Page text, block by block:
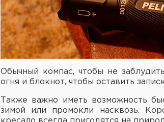
Обычный компас, чтобы не
огня и блокнот, чтобы оставить
Также важно иметь возможность
зимой или промокли насквозь.